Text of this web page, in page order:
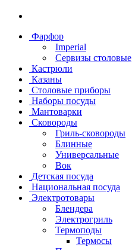
Фарфор
Imperial
Сервизы столовые
Кастрюли
Казаны
Столовые приборы
Наборы посуды
Мантоварки
Сковороды
Гриль-сковороды
Блинные
Универсальные
Вок
Детская посуда
Национальная посуда
Электротовары
Блендера
Электрогриль
Термоподы
Термосы